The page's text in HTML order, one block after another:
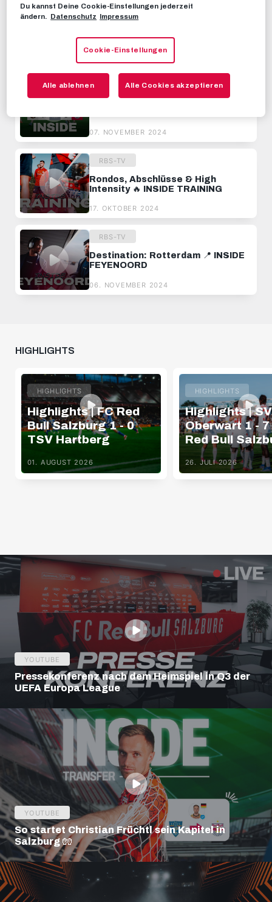
Tweet
EMPFOHLENE VIDEOS
RBS-TV
07. NOVEMBER 2024
RBS-TV
Rondos, Abschlüsse & High
Intensity 🔥 INSIDE TRAINING
17. OKTOBER 2024
RBS-TV
Destination: Rotterdam 📍 INSIDE
FEYENOORD
06. NOVEMBER 2024
HIGHLIGHTS
HIGHLIGHTS
Highlights | FC Red
Bull Salzburg 1 - 0
TSV Hartberg
01. AUGUST 2026
HIGHLIGHTS
Highlights | SV
Oberwart 1 - 7
Red Bull
26. JULI 2026
YOUTUBE
Pressekonferenz nach dem Heimspiel in Q3 der
UEFA Europa League
YOUTUBE
So startet Christian Früchtl sein Kapitel in
Salzburg 🧤
Du kannst Deine Cookie-Einstellungen jederzeit
ändern. Datenschutz Impressum
Cookie-Einstellungen
Alle ablehnen Alle Cookies akzeptieren